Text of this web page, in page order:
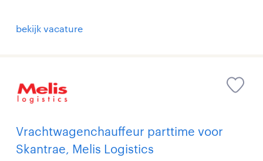
bekijk vacature
Vrachtwagenchauffeur parttime voor
Skantrae, Melis Logistics